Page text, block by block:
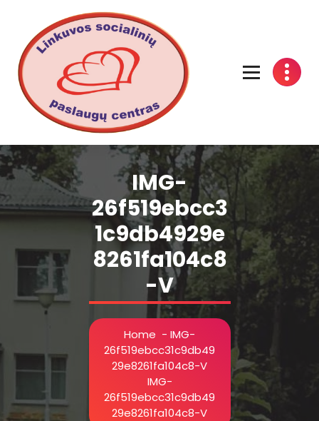
IMG-
26f519ebcc3
1c9db4929e
8261fa104c8
-V
Home - IMG-
26f519ebcc31c9db49
29e8261fa104c8-V
IMG-
26f519ebcc31c9db49
29e8261fa104c8-V